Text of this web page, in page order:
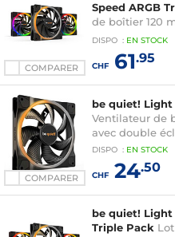
COMPARER
Speed ARGB
de boîtier 120
éclairage LED
DISPO : EN STOCK
CHF61.95
COMPARER
be quiet! Light
Ventilateur de
avec double
DISPO : EN STOCK
CHF24.50
be quiet! Light
Triple Pack